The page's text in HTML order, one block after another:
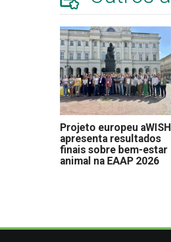
Projeto europeu aWISH
apresenta resultados
finais sobre bem-estar
animal na EAAP 2026